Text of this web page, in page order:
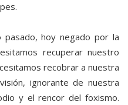
pasado, hoy negado por la
recuperar nuestro
recobrar a nuestra
ignorante de nuestra
y el rencor del foxismo.